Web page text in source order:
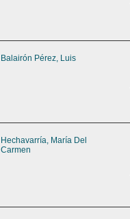
Balairón Pérez, Luis
Hechavarría, María Del
Carmen